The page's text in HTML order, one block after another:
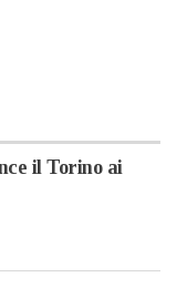
il Torino ai